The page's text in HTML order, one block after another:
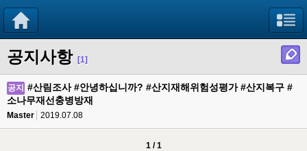
공지사항 [1]
공지
#산림조사 #안녕하십니까? #산지재해위험성평가 #산지복구 #
소나무재선충병방재
Master 2019.07.08
1 / 1